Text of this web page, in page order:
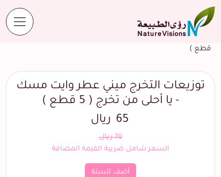
المنتجات
توزيعات التخرج ميني عطر وايت مسك - يا أحلى من تخرج ( 5
قطع )
توزيعات التخرج ميني عطر وايت مسك
- يا أحلى من تخرج ( 5 قطع )
65 ريال
70 ريال
السعر شامل ضريبة القيمة المضافة
أضف للسلة